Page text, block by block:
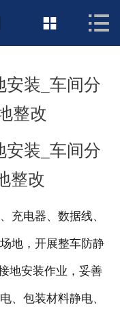
接地工程首页
新闻动态
 
安装_车间分
整改
安装_车间分
整改
充电器、数据线、
地，开展整车防静
地安装作业，妥善
、包装材料静电、